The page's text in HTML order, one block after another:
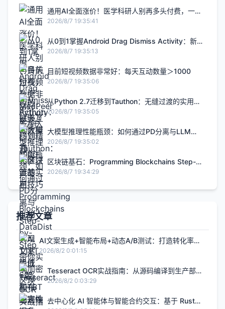
通用AI全面涨价！医学科研人别再多头付费，一个
MedPeer就够了
2026/8/7 19:35:41
从0到1掌握Android Drag Dismiss Activity：新手
入门到精通
2026/8/7 19:35:13
目前短视频数据非常好：每天互动数量＞1000
2026/8/7 19:35:06
从Python 2.7迁移到Tauthon：无缝过渡的实用技
巧
2026/8/7 19:35:05
大模型推理性能瓶颈：如何通过PD分离与LLM
DataDist实现TTFT降低60%和TBT稳定性提升
2026/8/7 19:35:02
区块链基石：Programming Blockchains Step-
by-Step带你实现加密区块
2026/8/7 19:34:29
推荐文章
AI文案生成+智能布局+动态A/B测试：打造转化率提
升2.8倍的H5智能设计闭环，限免内测通道今日关闭
2026/8/2 0:01:15
Tesseract OCR实战指南：从源码编译到生产部署
的完整解决方案
2026/8/2 0:03:29
去中心化 AI 智能体与智能合约交互：基于 Rust